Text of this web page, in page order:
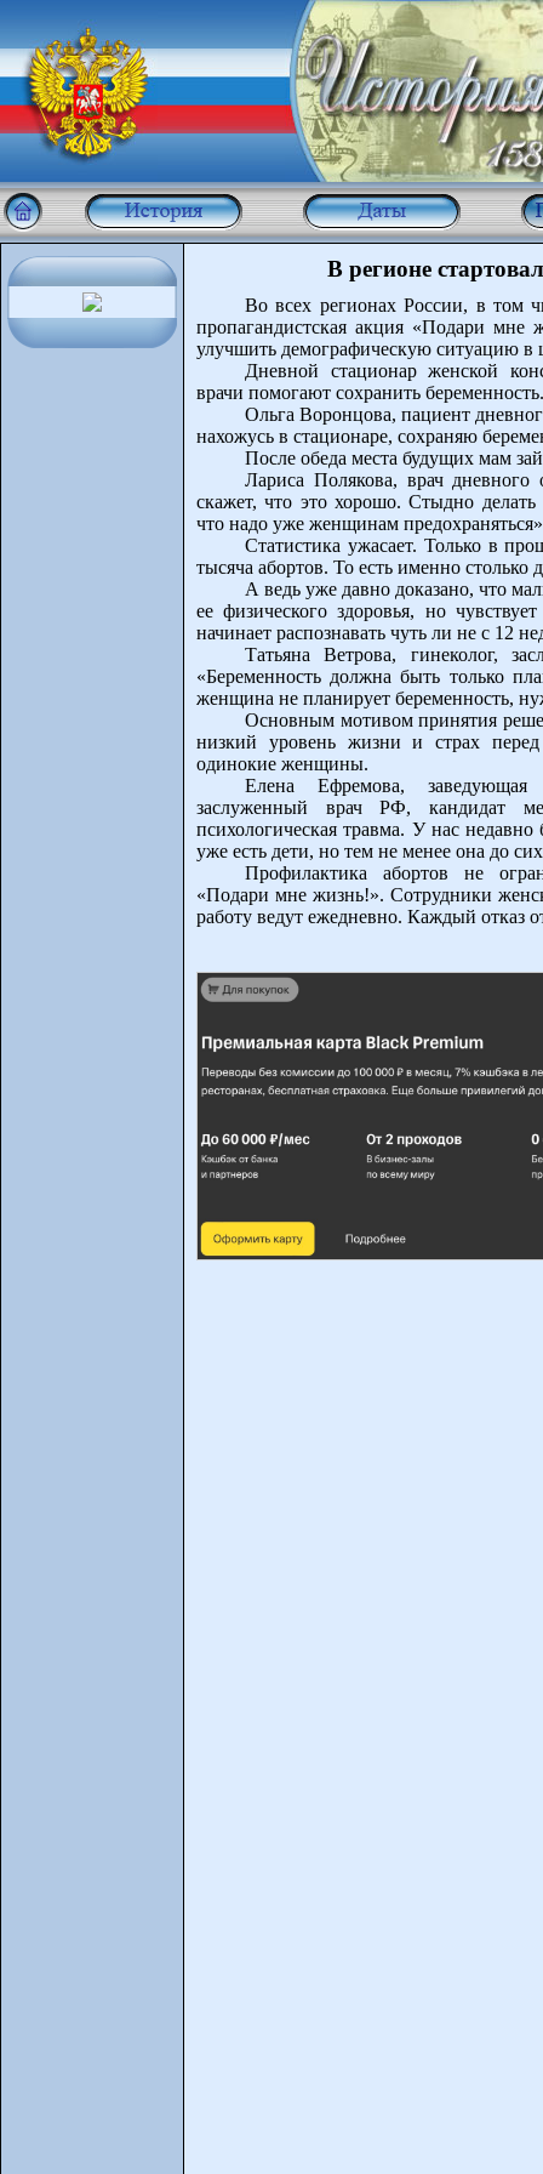
В регионе
Во всех регионах России, в том
пропагандистская акция «Подари мне
улучшить демографическую ситуацию в
Дневной стационар женской
врачи помогают сохранить беременность.
Ольга Воронцова, пациент
нахожусь в стационаре, сохраняю
После обеда места будущих мам
Лариса Полякова, врач
скажет, что это хорошо. Стыдно делать
что надо уже женщинам
Статистика ужасает. Только в
тысяча абортов. То есть именно
А ведь уже давно доказано, что
ее физического здоровья, но
начинает распознавать чуть ли не с 12
Татьяна Ветрова, гинеколог,
«Беременность должна быть только
женщина не планирует беременность,
Основным мотивом принятия
низкий уровень жизни и страх
одинокие женщины.
Елена Ефремова, заведующая
заслуженный врач РФ, кандидат
психологическая травма. У нас
уже есть дети, но тем не менее она до
Профилактика абортов не
«Подари мне жизнь!». Сотрудники
работу ведут ежедневно. Каждый отказ